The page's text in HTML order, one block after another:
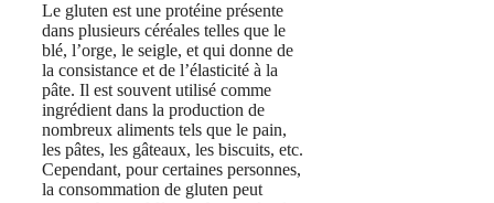
Le gluten est une protéine présente
dans plusieurs céréales telles que le
blé, l’orge, le seigle, et qui donne de
la consistance et de l’élasticité à la
pâte. Il est souvent utilisé comme
ingrédient dans la production de
nombreux aliments tels que le pain,
les pâtes, les gâteaux, les biscuits, etc.
Cependant, pour certaines personnes,
la consommation de gluten peut